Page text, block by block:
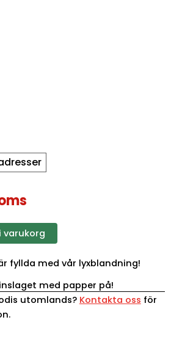
varukorg
fyllda med vår lyxblandning!
med papper på!
utomlands? Kontakta oss för